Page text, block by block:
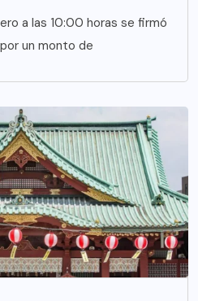
a las 10:00 horas se firmó
un monto de